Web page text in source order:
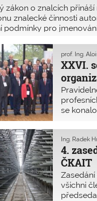
zákon o znalcích
znalecké činnosti
podmínky pro
vzdělání
obor a dané odvětví,
Výši znalečného
vyhláška.
XXVI.
prof. Ing.
se
profese
4.
ČKAIT
Ing. Radek
Zasedání
všichni